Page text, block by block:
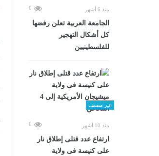
منذ 6 أشهر 0
الجامعة العربية تعلن رفضها
كل أشكال التهجير
للفلسطينيين
غير مصنف
منذ 10 أشهر 0
ارتفاع عدد قتلى إطلاق نار
على كنيسة فى ولاية